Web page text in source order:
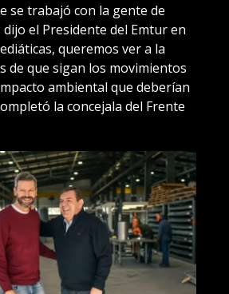
se trabajó con la gente de
el Presidente del Emtur en
queremos ver a la
de que sigan los movimientos
ambiental que deberían
la concejala del Frente